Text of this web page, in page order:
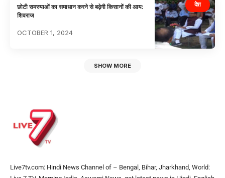
देश
छोटी समस्याओं का समाधान करने से बढ़ेगी किसानों की आय:
शिवराज
OCTOBER 1, 2024
SHOW MORE
Live7tv.com: Hindi News Channel of – Bengal, Bihar, Jharkhand, World: